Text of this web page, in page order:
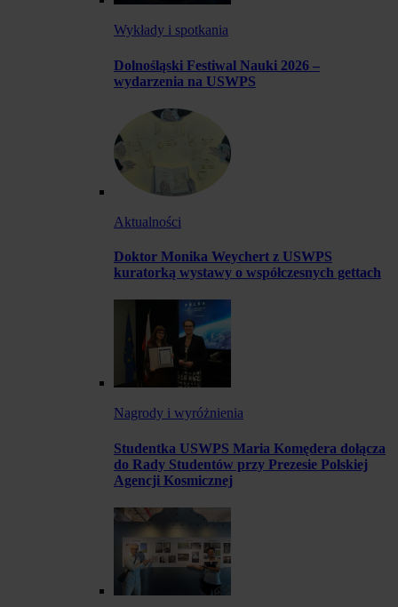
Wykłady i spotkania
Dolnośląski Festiwal Nauki 2026 –
wydarzenia na USWPS
Aktualności
Doktor Monika Weychert z USWPS
kuratorką wystawy o współczesnych gettach
Nagrody i wyróżnienia
Studentka USWPS Maria Komędera dołącza
do Rady Studentów przy Prezesie Polskiej
Agencji Kosmicznej